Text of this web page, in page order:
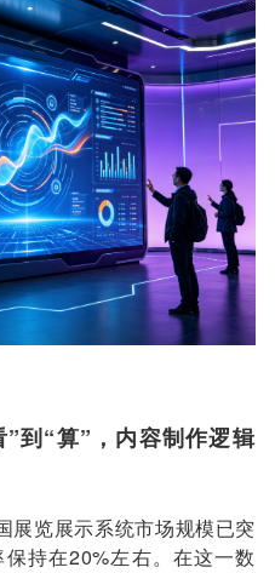
到“算”，内容制作逻辑
展览展示系统市场规模已突
持在20%左右。在这一数